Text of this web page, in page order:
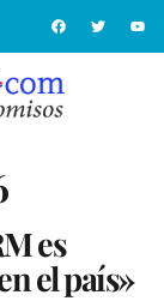
es
el país»